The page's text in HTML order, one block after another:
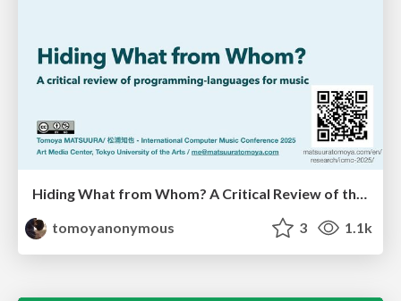
Hiding What from Whom? A Critical Review of the History of Programming languages for Music
tomoyanonymous
3 1.1k